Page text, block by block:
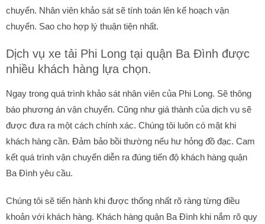
chuyển. Nhân viên khảo sát sẽ tính toán lên kế hoạch vận
chuyển. Sao cho hợp lý thuận tiện nhất.
Dịch vụ xe tải Phi Long tại quận Ba Đình được
nhiều khách hàng lựa chọn.
Ngay trong quá trình khảo sát nhân viên của Phi Long. Sẽ thông
báo phương án vận chuyển. Cũng như giá thành của dịch vụ sẽ
được đưa ra một cách chính xác. Chúng tôi luôn có mặt khi
khách hàng cần. Đảm bảo bồi thường nếu hư hỏng đồ đạc. Cam
kết quá trình vận chuyển diễn ra đúng tiến độ khách hàng quận
Ba Đình yêu cầu.
Chúng tôi sẽ tiến hành khi được thống nhất rõ ràng từng điều
khoản với khách hàng. Khách hàng quận Ba Đình khi nắm rõ quy